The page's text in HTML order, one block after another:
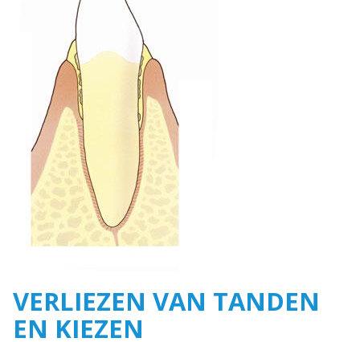
VERLIEZEN VAN TANDEN
EN KIEZEN